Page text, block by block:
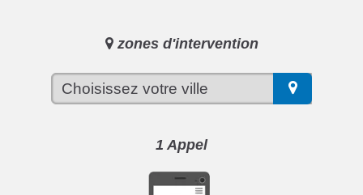
zones d'intervention
1 Appel